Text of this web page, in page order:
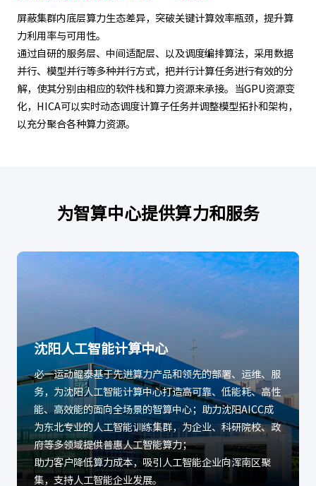
屏蔽集群内底层算力生态差异，突破关键计算效率瓶颈，提升算
力利用率与可用性。
通过自研的服务层、中间适配层、以及调度编排算法，采用数据
并行、模型并行等多种并行方式，把并行计算任务进行有效的分
解，使其分别由相应的软件栈和算力资源来承接。当GPU资源变
化，HICA可以实时动态调度计算子任务并调整模型拓扑和架构，
以充分聚合各种算力资源。
为智算中心提供算力和服务
沈阳人工智能计算中心
必一运动鲲泰基于先进算力产品和领先的部署、运维、服
务，为沈阳人工智能计算中心打造高可靠、低能耗、高性
能、高效能的面向全场景的智算中心；助力沈阳AICC成
为东北专业的人工智能训练集群，为企业、科研院校、政
府等多领域提供普惠人工智能算力；
助力客户降低算力成本，吸引人工智能企业向浑南区聚
集，支持人工智能企业发展。